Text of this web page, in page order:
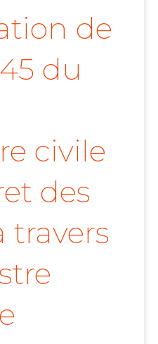
de
du
civile
des
travers